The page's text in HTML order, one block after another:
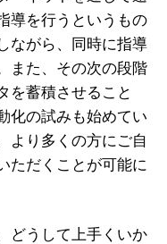
導を行うというもの
ながら、同時に指導
また、その次の段階
を蓄積させること
化の試みも始めてい
より多くの方にご自
ただくことが可能に
どうして上手くいか